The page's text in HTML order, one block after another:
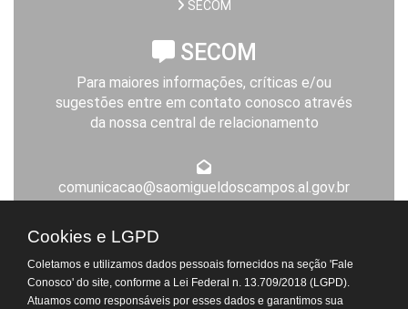
Atendimento Virtual do
Departamento de Tributos
SECOM
SECOM
Para maiores informações, críticas e/ou
sugestões entre em contato conosco através
da nossa central de relacionamento
comunicacao@saomigueldoscampos.al.gov.br
Expediente da Prefeitura
Cookies e LGPD
Coletamos e utilizamos dados pessoais fornecidos na seção 'Fale
Conosco' do site, conforme a Lei Federal n. 13.709/2018 (LGPD).
Atuamos como responsáveis por esses dados e garantimos sua